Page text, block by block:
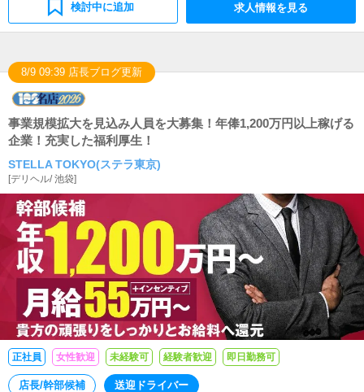
検討中に追加 求人情報を見る
8/9 09:39 店長ブログ更新
事業規模拡大を見込み人員を大募集！年俸1,200万円以上稼げる
企業！充実した福利厚生！
STELLA TOKYO(ステラ東京)
[デリヘル/池袋]
正社員 女性歓迎 未経験可 経験者歓迎 即日勤務可
店長/幹部候補 送迎ドライバー